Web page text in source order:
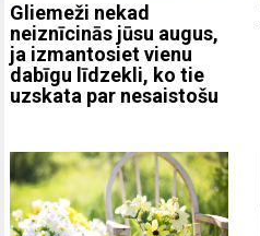
Gliemeži nekad
neiznīcinās jūsu augus,
ja izmantosiet vienu
dabīgu līdzekli, ko tie
uzskata par nesaistošu